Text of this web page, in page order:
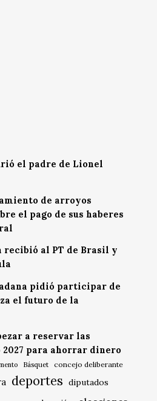
el padre de Lionel
de arroyos
el pago de sus haberes
recibió al PT de Brasil y
pidió participar de
el futuro de la
a reservar las
2027 para ahorrar dinero
Básquet concejo deliberante
deportes diputados